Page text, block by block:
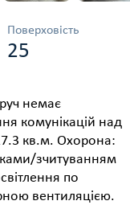
Поверховість
25
немає
комунікацій над
кв.м. Охорона:
зчитуванням
по
вентиляцією.